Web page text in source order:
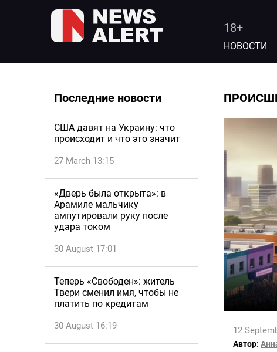
18+
НОВОСТИ
Последние новости
США давят на Украину: что
происходит и что это значит
27 March 13:15
«Дверь была открыта»: в
Арамиле мальчику
ампутировали руку после
удара током
30 August 17:01
Теперь «Свободен»: житель
Твери сменил имя, чтобы не
платить по кредитам
30 August 16:19 12
Автор: